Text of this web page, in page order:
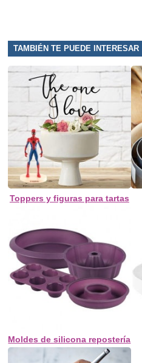
TAMBIÉN TE PUEDE INTERESAR
Toppers y figuras para tartas
Moldes de silicona repostería